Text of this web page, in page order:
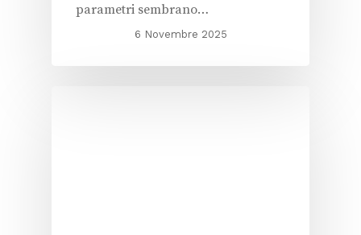
parametri sembrano…
6 Novembre 2025